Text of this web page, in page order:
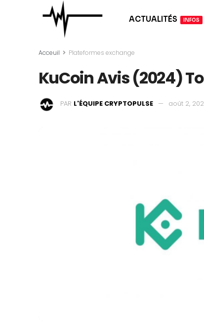
ACTUALITÉS INFOS
Acceuil Plateformes exchange
KuCoin Avis (2024)
PAR L'ÉQUIPE CRYPTOPULSE août 2,